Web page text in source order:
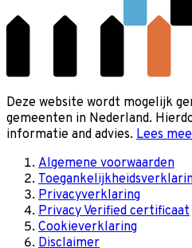
Deze website wordt mogelijk
gemeenten in Nederland.
informatie and advies. Lees
Algemene voorwaarden
Privacyverklaring
Privacy Verified certificaat
Cookieverklaring
Disclaimer